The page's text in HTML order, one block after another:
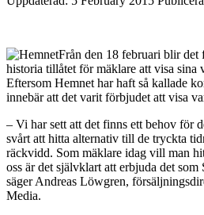
Från den 18 februari blir det
historia tillåtet för mäklare att visa sina
Eftersom Hemnet har haft så kallade
innebär att det varit förbjudet att visa
– Vi har sett att det finns ett behov för
svårt att hitta alternativ till de tryckta
räckvidd. Som mäklare idag vill man
oss är det självklart att erbjuda det som
säger Andreas Löwgren,
Media.